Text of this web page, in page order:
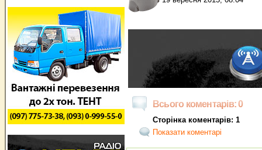
Всього коментарів: 0
Сторінка коментарів: 1
Показати коментарі